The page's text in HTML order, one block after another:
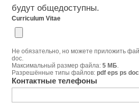
будут общедоступны.
Curriculum Vitae
Не обязательно, но можете приложить
doc.
Максимальный размер файла: 5 МБ
Разрешённые типы файлов: pdf eps ps doc
Контактные телефоны